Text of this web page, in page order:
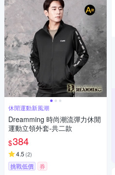
休閒運動新風潮
Dreamming 時尚潮流彈力休閒
運動立領外套-共二款
$384
4.5 (2)
挑戰低價 券